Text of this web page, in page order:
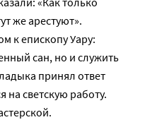
же арестуют».
к епископу Уару:
сан, но и служить
принял ответ
на светскую работу.